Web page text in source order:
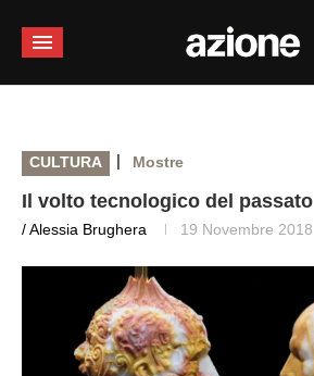
CULTURA | Mostre
Il volto tecnologico del passato
/ Alessia Brughera 19 Novembre 2018